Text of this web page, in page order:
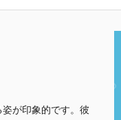
が印象的です。彼